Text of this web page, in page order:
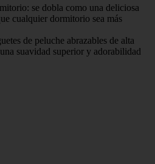
se dobla como una deliciosa
cualquier dormitorio sea más
de peluche abrazables de alta
suavidad superior y adorabilidad